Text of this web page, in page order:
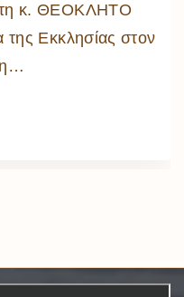
κ. ΘΕΟΚΛΗΤΟ
της Εκκλησίας στον
…